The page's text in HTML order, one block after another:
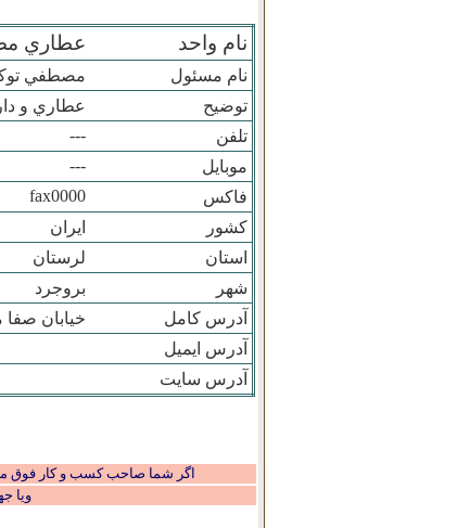
نام واحد عطاري
نام مسئول
مصطفي
توضیح
عطاري و
تلفن
---
موبایل
---
فاکس
fax0000
کشور
ایران
استان
لرستان
شهر
بروجرد
آدرس کامل
خيابان
آدرس ایمیل
آدرس سایت
اگر شما صاحب کسب و کار فوق
ویا